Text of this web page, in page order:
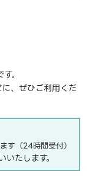
。
、ぜひご利用くだ
す（24時間受付）
たします。